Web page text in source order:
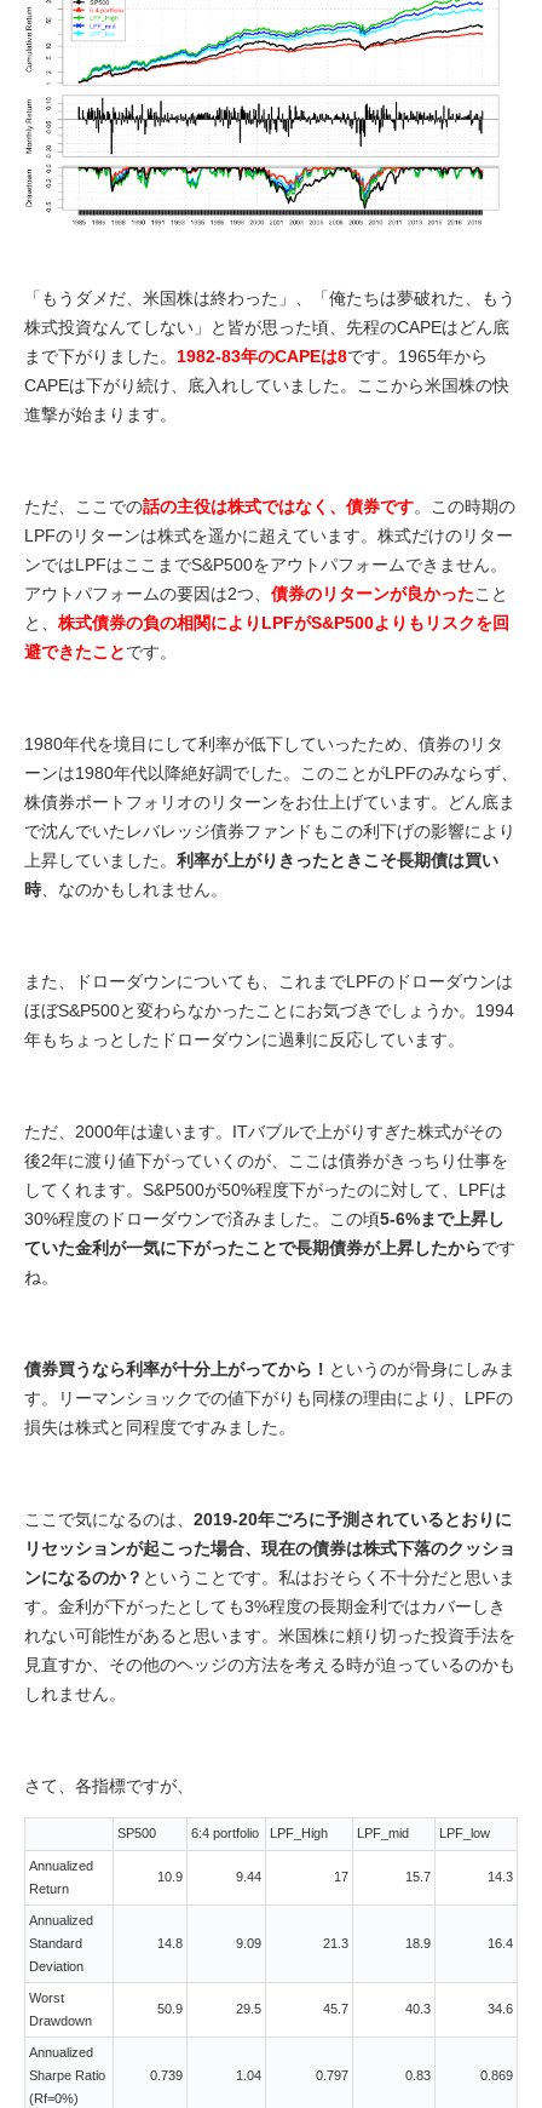
「もうダメだ、米国株は終わった」、「俺たちは夢破れた、もう
株式投資なんてしない」と皆が思った頃、先程のCAPEはどん底
まで下がりました。 1982-83年のCAPEは8です。1965年から
CAPEは下がり続け、底入れしていました。ここから米国株の快
進撃が始まります。
ただ、ここでの話の主役は株式ではなく、債券です。この時期の
LPFのリターンは株式を遥かに超えています。株式だけのリター
ンではLPFはここまでS&P500をアウトパフォームできません。
アウトパフォームの要因は2つ、 債券のリターンが良かったこと
と、 株式債券の負の相関によりLPFがS&P500よりもリスクを回
避できたことです。
1980年代を境目にして利率が低下していったため、債券のリタ
ーンは1980年代以降絶好調でした。このことがLPFのみならず、
株債券ポートフォリオのリターンをお仕上げています。どん底ま
で沈んでいたレバレッジ債券ファンドもこの利下げの影響により
上昇していました。 利率が上がりきったときこそ長期債は買い
時、なのかもしれません。
また、ドローダウンについても、これまでLPFのドローダウンは
ほぼS&P500と変わらなかったことにお気づきでしょうか。1994
年もちょっとしたドローダウンに過剰に反応しています。
ただ、2000年は違います。ITバブルで上がりすぎた株式がその
後2年に渡り値下がっていくのが、ここは債券がきっちり仕事を
してくれます。S&P500が50%程度下がったのに対して、LPFは
30%程度のドローダウンで済みました。この頃5-6%まで上昇し
ていた金利が一気に下がったことで長期債券が上昇したからです
ね。
債券買うなら利率が十分上がってから！ というのが骨身にしみま
す。リーマンショックでの値下がりも同様の理由により、LPFの
損失は株式と同程度ですみました。
ここで気になるのは、 2019-20年ごろに予測されているとおりに
リセッションが起こった場合、現在の債券は株式下落のクッショ
ンになるのか？ ということです。私はおそらく不十分だと思いま
す。金利が下がったとしても3%程度の長期金利ではカバーしき
れない可能性があると思います。米国株に頼り切った投資手法を
見直すか、その他のヘッジの方法を考える時が迫っているのかも
しれません。
さて、各指標ですが、
SP500 6:4 portfolio LPF_High LPF_mid LPF_low
Annualized
Return
10.9 9.44 17 15.7 14.3
Annualized
Standard
Deviation
14.8 9.09 21.3 18.9 16.4
Worst
Drawdown
50.9 29.5 45.7 40.3 34.6
Annualized
Sharpe Ratio
(Rf=0%)
0.739 1.04 0.797 0.83 0.869